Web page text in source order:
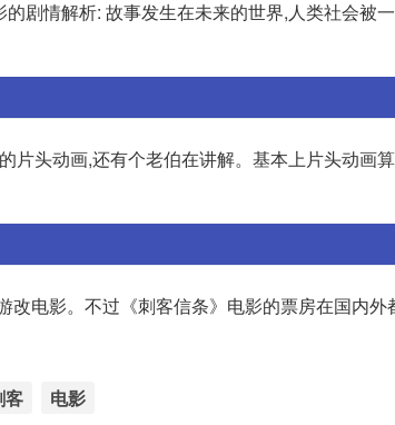
剧情解析: 故事发生在未来的世界,人类社会被
片头动画,还有个老伯在讲解。基本上片头动画
改电影。不过《刺客信条》电影的票房在国内外
客 电影